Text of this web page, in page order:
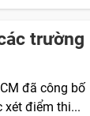
trường
đã công bố
điểm thi...